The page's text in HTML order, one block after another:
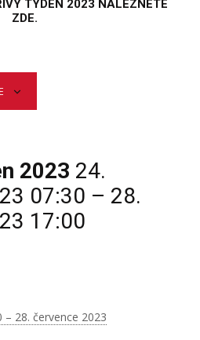
TÝDEN 2023 NALEZNETE
ZDE.
2023 24.
07:30 – 28.
17:00
– 28. července 2023